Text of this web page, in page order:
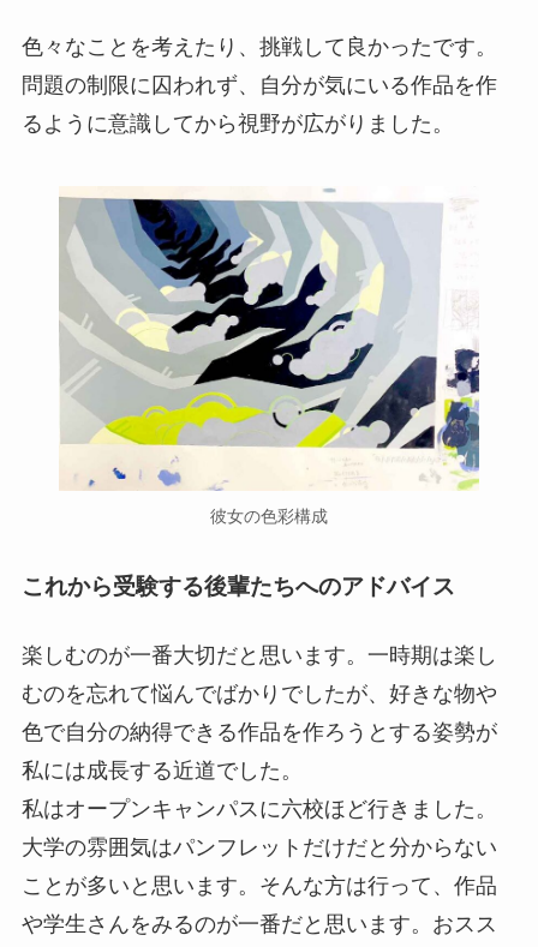
色々なことを考えたり、挑戦して良かったです。
問題の制限に囚われず、自分が気にいる作品を作
るように意識してから視野が広がりました。
彼女の色彩構成
これから受験する後輩たちへのアドバイス
楽しむのが一番大切だと思います。一時期は楽し
むのを忘れて悩んでばかりでしたが、好きな物や
色で自分の納得できる作品を作ろうとする姿勢が
私には成長する近道でした。
私はオープンキャンパスに六校ほど行きました。
大学の雰囲気はパンフレットだけだと分からない
ことが多いと思います。そんな方は行って、作品
や学生さんをみるのが一番だと思います。おスス